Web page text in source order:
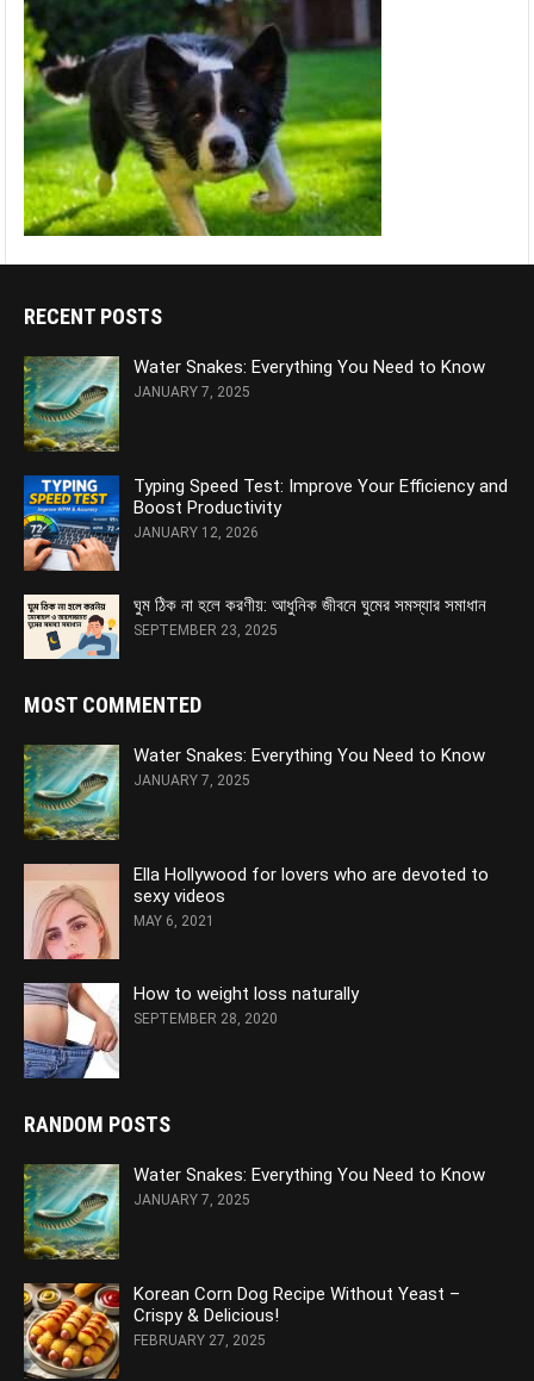
RECENT POSTS
Water Snakes: Everything You Need to Know
JANUARY 7, 2025
Typing Speed Test: Improve Your Efficiency and
Boost Productivity
JANUARY 12, 2026
ঘুম ঠিক না হলে করণীয়: আধুনিক জীবনে ঘুমের সমস্যার সমাধান
SEPTEMBER 23, 2025
MOST COMMENTED
Water Snakes: Everything You Need to Know
JANUARY 7, 2025
Ella Hollywood for lovers who are devoted to
sexy videos
MAY 6, 2021
How to weight loss naturally
SEPTEMBER 28, 2020
RANDOM POSTS
Water Snakes: Everything You Need to Know
JANUARY 7, 2025
Korean Corn Dog Recipe Without Yeast –
Crispy & Delicious!
FEBRUARY 27, 2025